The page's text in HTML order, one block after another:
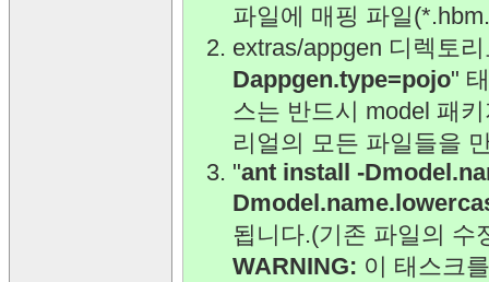
파일에 매핑 파일
extras/appgen 디렉토
Dappgen.type=pojo"
스는 반드시 model 패
리얼의 모든 파일들을
"ant install -
됩니다.(기존 파일의 수
WARNING: 이 태스크